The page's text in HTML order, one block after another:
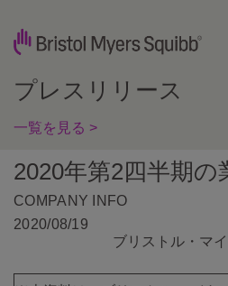
プレスリリース
一覧を見る >
2020年第2四半期の
COMPANY INFO
2020/08/19
ブリストル・マ